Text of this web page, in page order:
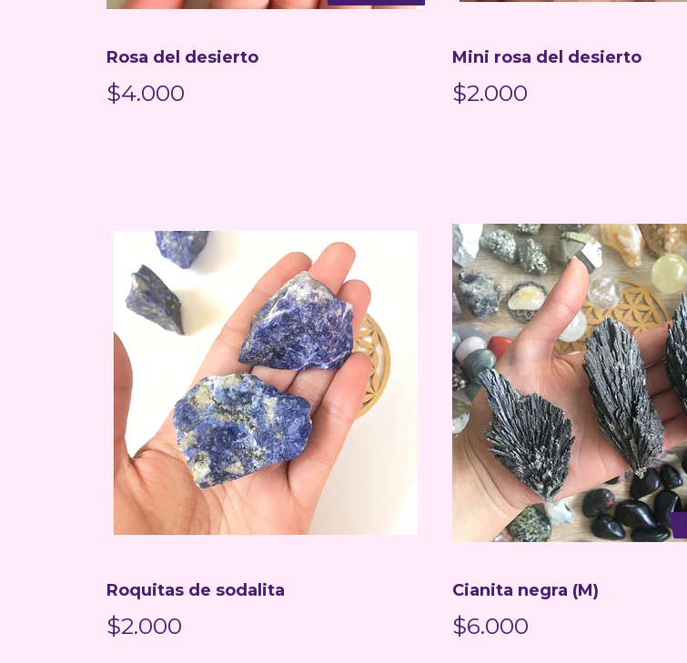
Rosa del desierto
$4.000
Mini rosa del desierto
$2.000
Roquitas de sodalita
$2.000
Cianita negra (M)
$6.000